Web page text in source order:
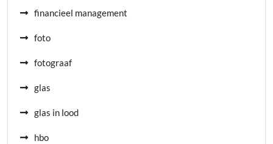
financieel management
foto
fotograaf
glas
glas in lood
hbo